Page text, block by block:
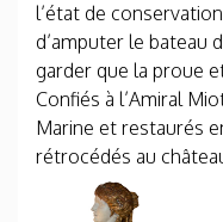
l’état de
d’amputer le bateau
garder que la proue
Confiés à l’Amiral
Marine et restaurés
rétrocédés au